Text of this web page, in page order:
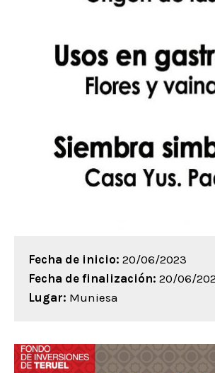
Fecha de inicio: 20/06/2023
Fecha de finalización: 20/06/
Lugar: Muniesa